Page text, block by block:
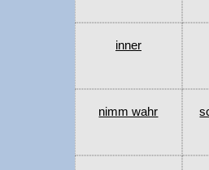
inner
nimm wahr